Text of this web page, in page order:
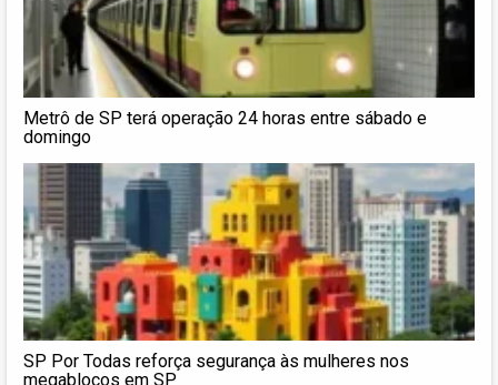
Metrô de SP terá operação 24 horas entre sábado e
domingo
SP Por Todas reforça segurança às mulheres nos
megablocos em SP